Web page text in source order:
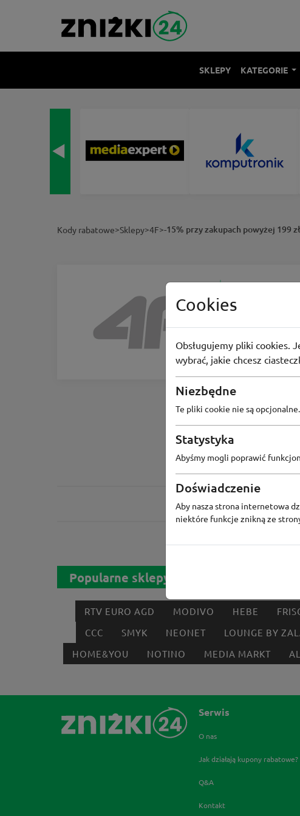
SKLEPY KATEGORIE
Kody rabatowe>Sklepy>4F>-15% przy zakupach powyżej 199
4F
Popularne sklepy
RTV EURO AGD MODIVO HEBE
CCC
SMYK NEONET LOUNGE BY
HOME&YOU
NOTINO MEDIA MARKT
Serwis
O nas
Jak działają kupony rabatowe?
Q&A
Kontakt
Cookies
Obsługujemy pliki cookies.
wybrać, jakie chcesz
Niezbędne
Te pliki cookie nie są
Statystyka
Abyśmy mogli poprawić
Doświadczenie
Aby nasza strona internetowa
niektóre funkcje znikną ze